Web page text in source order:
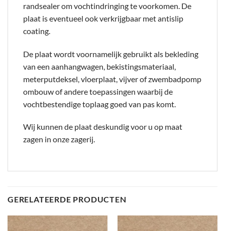
randsealer om vochtindringing te voorkomen. De
plaat is eventueel ook verkrijgbaar met antislip
coating.
De plaat wordt voornamelijk gebruikt als bekleding
van een aanhangwagen, bekistingsmateriaal,
meterputdeksel, vloerplaat, vijver of zwembadpomp
ombouw of andere toepassingen waarbij de
vochtbestendige toplaag goed van pas komt.
Wij kunnen de plaat deskundig voor u op maat
zagen in onze zagerij.
GERELATEERDE PRODUCTEN